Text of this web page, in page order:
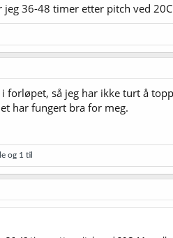
jeg 36-48 timer etter pitch ved
forløpet, så jeg har ikke turt å
har fungert bra for meg.
og 1 til